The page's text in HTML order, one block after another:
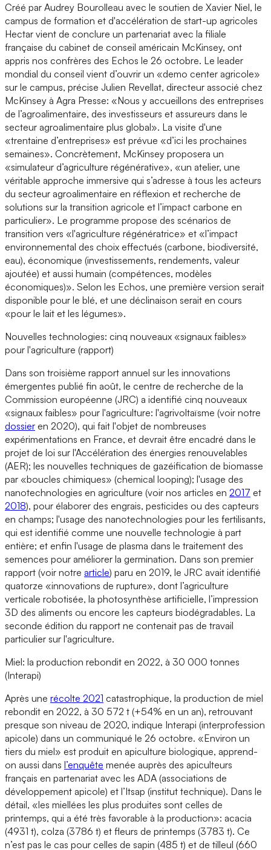
Créé par Audrey Bourolleau avec le soutien de Xavier Niel, le
campus de formation et d'accélération de start-up agricoles
Hectar vient de conclure un partenariat avec la filiale
française du cabinet de conseil américain McKinsey, ont
appris nos confrères des Echos le 26 octobre. Le leader
mondial du conseil vient d’ouvrir un «demo center agricole»
sur le campus, précise Julien Revellat, directeur associé chez
McKinsey à Agra Presse: «Nous y accueillons des entreprises
de l’agroalimentaire, des investisseurs et assureurs dans le
secteur agroalimentaire plus global». La visite d'une
«trentaine d’entreprises» est prévue «d’ici les prochaines
semaines». Concrètement, McKinsey proposera un
«simulateur d’agriculture régénérative», «un atelier, une
véritable approche immersive qui s’adresse à tous les acteurs
du secteur agroalimentaire en réflexion et recherche de
solutions sur la transition agricole et l’impact carbone en
particulier». Le programme propose des scénarios de
transition vers «l'agriculture régénératrice» et «l’impact
environnemental des choix effectués (carbone, biodiversité,
eau), économique (investissements, rendements, valeur
ajoutée) et aussi humain (compétences, modèles
économiques)». Selon les Echos, une première version serait
disponible pour le blé, et une déclinaison serait en cours
«pour le lait et les légumes».
Nouvelles technologies: cinq nouveaux «signaux faibles»
pour l'agriculture (rapport)
Dans son troisième rapport annuel sur les innovations
émergentes publié fin août, le centre de recherche de la
Commission européenne (JRC) a identifié cinq nouveaux
«signaux faibles» pour l'agriculture: l'agrivoltaïsme (voir notre
dossier en 2020), qui fait l'objet de nombreuses
expérimentations en France, et devrait être encadré dans le
projet de loi sur l'Accélération des énergies renouvelables
(AER); les nouvelles techniques de gazéification de biomasse
par «boucles chimiques» (chemical looping); l'usage des
nanotechnologies en agriculture (voir nos articles en 2017 et
2018), pour élaborer des engrais, pesticides ou des capteurs
en champs; l'usage des nanotechnologies pour les fertilisants,
qui est identifié comme une nouvelle technologie à part
entière; et enfin l'usage de plasma dans le traitement des
semences pour améliorer la germination. Dans son premier
rapport (voir notre article) paru en 2019, le JRC avait identifié
quatorze «innovations de rupture», dont l’agriculture
verticale robotisée, la photosynthèse artificielle, l’impression
3D des aliments ou encore les capteurs biodégradables. La
seconde édition du rapport ne contenait pas de travail
particulier sur l'agriculture.
Miel: la production rebondit en 2022, à 30 000 tonnes
(Interapi)
Après une récolte 2021 catastrophique, la production de miel
rebondit en 2022, à 30 572 t (+54% en un an), retrouvant
presque son niveau de 2020, indique Interapi (interprofession
apicole) dans un communiqué le 26 octobre. «Environ un
tiers du miel» est produit en apiculture biologique, apprend-
on aussi dans l’enquête menée auprès des apiculteurs
français en partenariat avec les ADA (associations de
développement apicole) et l’Itsap (institut technique). Dans le
détail, «les miellées les plus produites sont celles de
printemps, qui a été très favorable à la production»: acacia
(4931 t), colza (3786 t) et fleurs de printemps (3783 t). Ce
n’est pas le cas pour celles de sapin (485 t) et de tilleul (660